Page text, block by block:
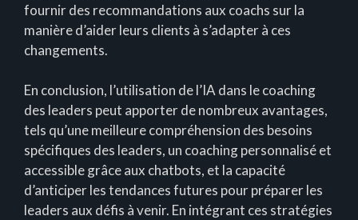
fournir des recommandations aux coachs sur la
manière d’aider leurs clients à s’adapter à ces
changements.
En conclusion, l’utilisation de l’IA dans le coaching
des leaders peut apporter de nombreux avantages,
tels qu’une meilleure compréhension des besoins
spécifiques des leaders, un coaching personnalisé et
accessible grâce aux chatbots, et la capacité
d’anticiper les tendances futures pour préparer les
leaders aux défis à venir. En intégrant ces stratégies